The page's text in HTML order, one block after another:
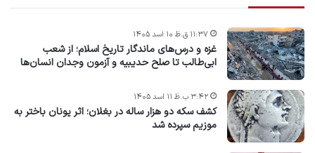
غزه و درس‌های ماندگار تاریخ اسلام؛ از شعب
ابی‌طالب تا صلح حدیبیه و آزمون وجدان انسان‌ها
۱۱:۳۷ ق.ظ ۱۰ اسد ۱۴۰۵
کشف سکه دو هزار ساله در بغلان؛ اثر یونان باختر به
موزیم سپرده شد
۳:۴۲ ب.ظ ۱۱ اسد ۱۴۰۵